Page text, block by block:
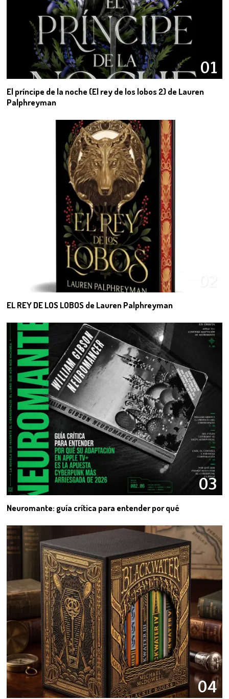
01
El príncipe de la noche (El rey de los lobos 2) de Lauren
Palphreyman
EL REY DE LOS LOBOS de Lauren Palphreyman
03
Neuromante: guía crítica para entender por qué
04